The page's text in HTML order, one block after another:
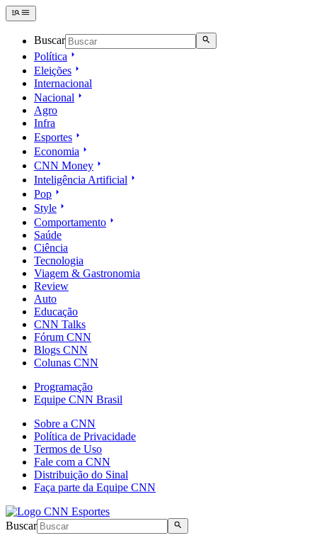
Buscar
Política
Eleições
Internacional
Nacional
Agro
Infra
Esportes
Economia
CNN Money
Inteligência Artificial
Pop
Style
Comportamento
Saúde
Ciência
Tecnologia
Viagem & Gastronomia
Review
Auto
Educação
CNN Talks
Fórum CNN
Blogs CNN
Colunas CNN
Programação
Equipe CNN Brasil
Sobre a CNN
Política de Privacidade
Termos de Uso
Fale com a CNN
Distribuição do Sinal
Faça parte da Equipe CNN
Buscar